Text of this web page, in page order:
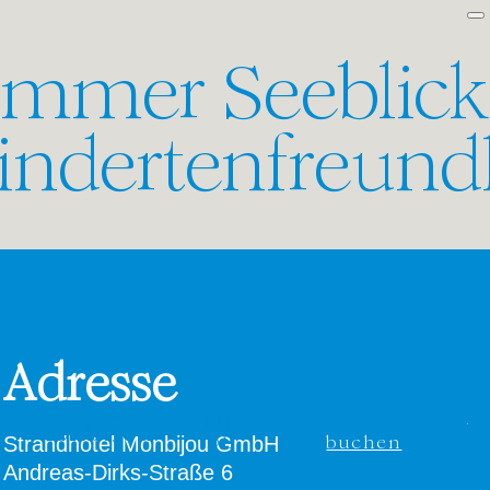
DE
buchen
Adresse
Strandhotel Monbijou GmbH
Andreas-Dirks-Straße 6